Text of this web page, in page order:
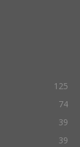
125
74
39
39